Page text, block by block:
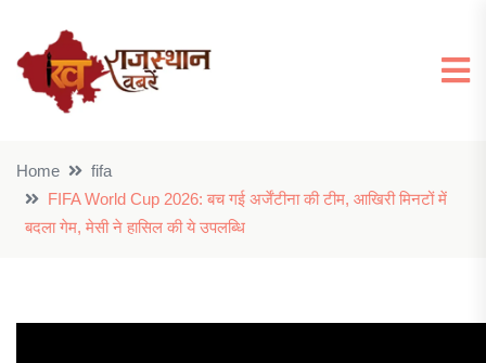
Home
fifa
FIFA World Cup 2026: बच गई अर्जेंटीना की टीम, आखिरी मिनटों में
बदला गेम, मेसी ने हासिल की ये उपलब्धि